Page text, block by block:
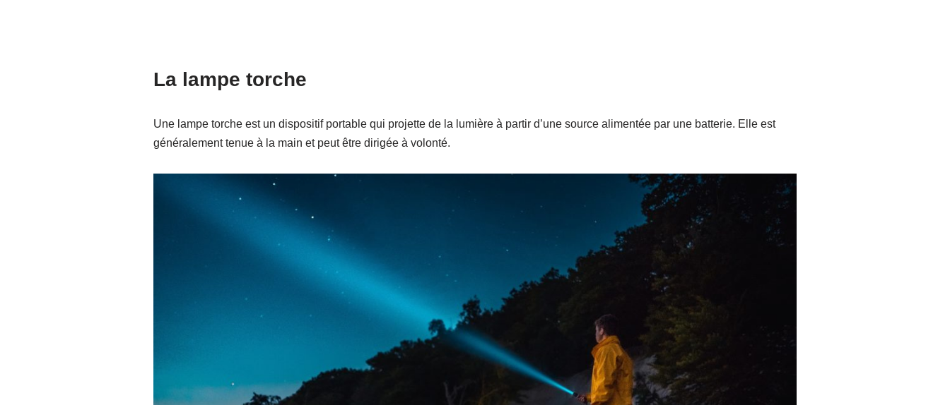
La lampe torche
Une lampe torche est un dispositif portable qui projette de la lumière à partir d’une source alimentée par une batterie. Elle est
généralement tenue à la main et peut être dirigée à volonté.